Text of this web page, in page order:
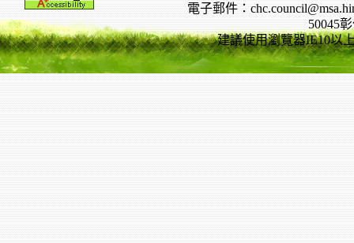
電子郵件：
50045
建議使用瀏覽器IE10以